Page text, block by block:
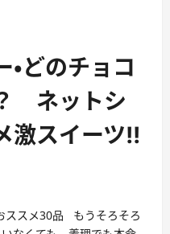
どのチョコ
ネットシ
激スイーツ!!
ススメ30品 もうそろそろ